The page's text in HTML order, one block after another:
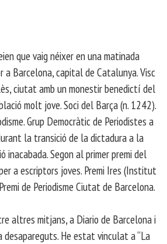
que vaig néixer en una matinada
a Barcelona, capital de Catalunya. Visc
ciutat amb un monestir benedictí del
molt jove. Soci del Barça (n. 1242).
Grup Democràtic de Periodistes a
la transició de la dictadura a la
inacabada. Segon al primer premi del
a escriptors joves. Premi Ires (Institut
de Periodisme Ciutat de Barcelona.
altres mitjans, a Diario de Barcelona i
desapareguts. He estat vinculat a “La